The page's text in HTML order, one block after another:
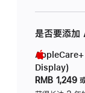
是否要添
AppleCare+
Display)
RMB 1,249